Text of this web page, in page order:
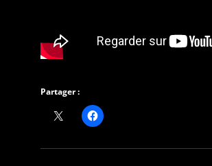
Partager :